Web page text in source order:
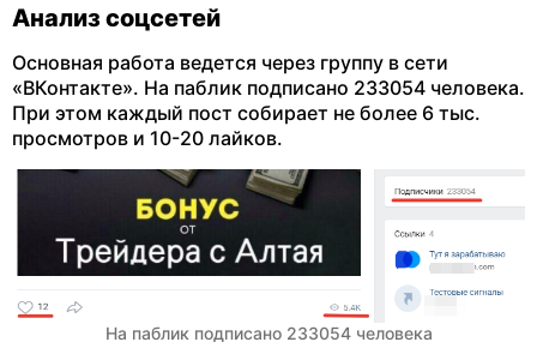
Анализ соцсетей
Основная работа ведется через группу в сети
«ВКонтакте». На паблик подписано 233054 человека.
При этом каждый пост собирает не более 6 тыс.
просмотров и 10-20 лайков.
На паблик подписано 233054 человека